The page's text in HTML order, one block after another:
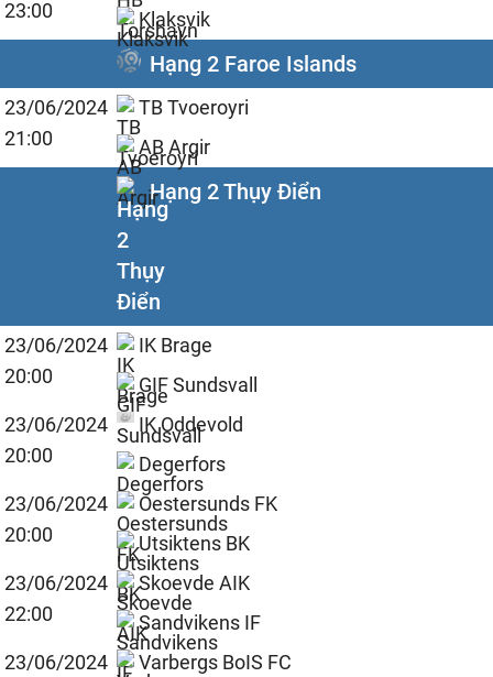
23:00 Klaksvik
Hạng 2 Faroe Islands
23/06/2024
21:00
TB Tvoeroyri
AB Argir
Hạng 2 Thụy Điển
23/06/2024
20:00
IK Brage
GIF Sundsvall
23/06/2024
20:00
IK Oddevold
Degerfors
23/06/2024
20:00
Oestersunds FK
Utsiktens BK
23/06/2024
22:00
Skoevde AIK
Sandvikens IF
23/06/2024
Varbergs BoIS FC